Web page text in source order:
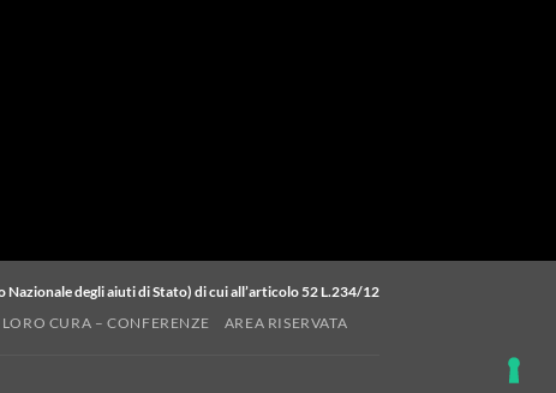
Nazionale degli aiuti di Stato) di cui all’articolo 52 L.234/12
CURA – CONFERENZE
AREA RISERVATA